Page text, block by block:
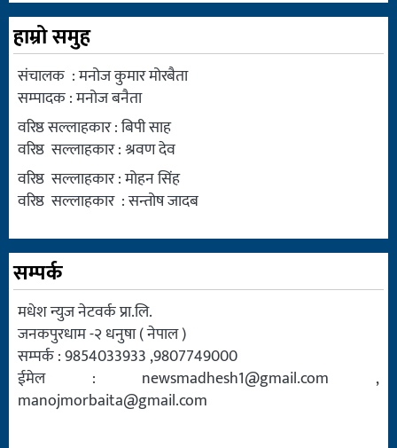
हाम्रो समुह
संचालक : मनोज कुमार मोरबैता
सम्पादक : मनोज बनैता
वरिष्ठ सल्लाहकार : बिपी साह
वरिष्ठ सल्लाहकार : श्रवण देव
वरिष्ठ सल्लाहकार : मोहन सिंह
वरिष्ठ सल्लाहकार : सन्तोष जादब
सम्पर्क
मधेश न्युज नेटवर्क प्रा.लि.
जनकपुरधाम -२ धनुषा ( नेपाल )
सम्पर्क : 9854033933 ,9807749000
ईमेल : newsmadhesh1@gmail.com ,
manojmorbaita@gmail.com